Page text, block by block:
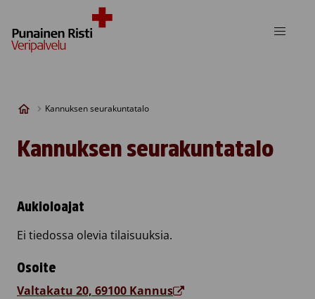
Kannuksen seurakuntatalo
Kannuksen seurakuntatalo
Aukioloajat
Ei tiedossa olevia tilaisuuksia.
Osoite
Valtakatu 20, 69100 Kannus